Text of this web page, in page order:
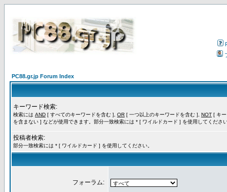
PC88.gr.jp Forum Index
キーワード検索:
検索には AND [ すべてのキーワードを含む ], OR [ 一つ以上のキーワードを含む ], NOT [ キ
を含まない ] などが使用できます。部分一致検索には * [ ワイルドカード ] を使用してくださ
投稿者検索:
部分一致検索には * [ ワイルドカード ] を使用してください。
フォーラム: